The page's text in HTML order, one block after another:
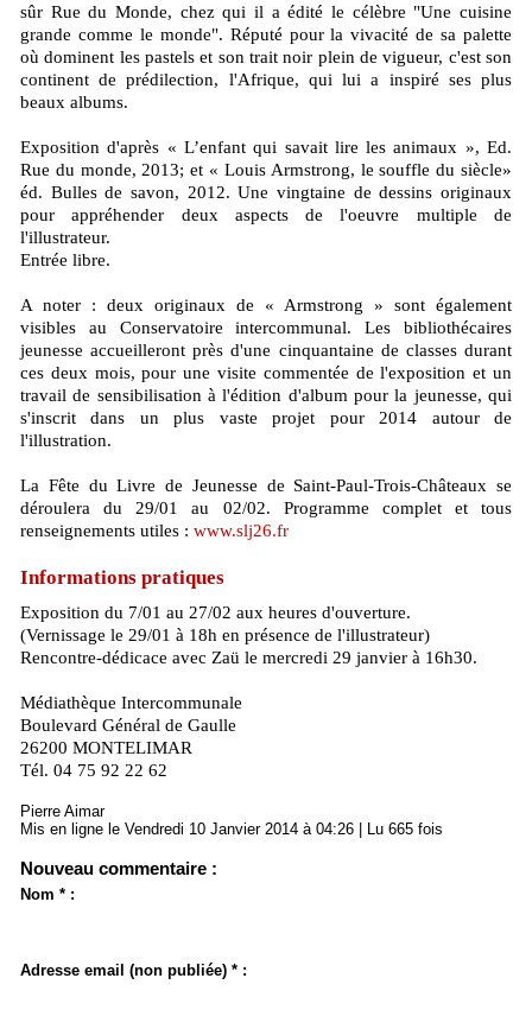
sûr Rue du Monde, chez qui il a édité le célèbre "Une cuisine
grande comme le monde". Réputé pour la vivacité de sa palette
où dominent les pastels et son trait noir plein de vigueur, c'est son
continent de prédilection, l'Afrique, qui lui a inspiré ses plus
beaux albums.
Exposition d'après « L’enfant qui savait lire les animaux », Ed.
Rue du monde, 2013; et « Louis Armstrong, le souffle du siècle»
éd. Bulles de savon, 2012. Une vingtaine de dessins originaux
pour appréhender deux aspects de l'oeuvre multiple de
l'illustrateur.
Entrée libre.
A noter : deux originaux de « Armstrong » sont également
visibles au Conservatoire intercommunal. Les bibliothécaires
jeunesse accueilleront près d'une cinquantaine de classes durant
ces deux mois, pour une visite commentée de l'exposition et un
travail de sensibilisation à l'édition d'album pour la jeunesse, qui
s'inscrit dans un plus vaste projet pour 2014 autour de
l'illustration.
La Fête du Livre de Jeunesse de Saint-Paul-Trois-Châteaux se
déroulera du 29/01 au 02/02. Programme complet et tous
renseignements utiles : www.slj26.fr
Informations pratiques
Exposition du 7/01 au 27/02 aux heures d'ouverture.
(Vernissage le 29/01 à 18h en présence de l'illustrateur)
Rencontre-dédicace avec Zaü le mercredi 29 janvier à 16h30.
Médiathèque Intercommunale
Boulevard Général de Gaulle
26200 MONTELIMAR
Tél. 04 75 92 22 62
Pierre Aimar
Mis en ligne le Vendredi 10 Janvier 2014 à 04:26 | Lu 665 fois
Nouveau commentaire :
Nom * :
Adresse email (non publiée) * :